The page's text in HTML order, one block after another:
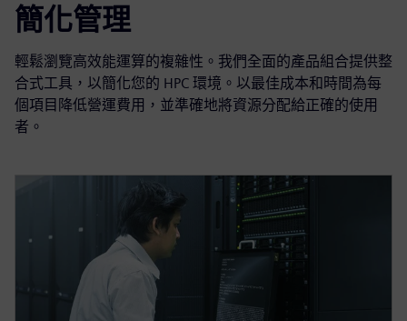
簡化管理
輕鬆瀏覽高效能運算的複雜性。我們全面的產品組合提供整
合式工具，以簡化您的 HPC 環境。以最佳成本和時間為每
個項目降低營運費用，並準確地將資源分配給正確的使用
者。